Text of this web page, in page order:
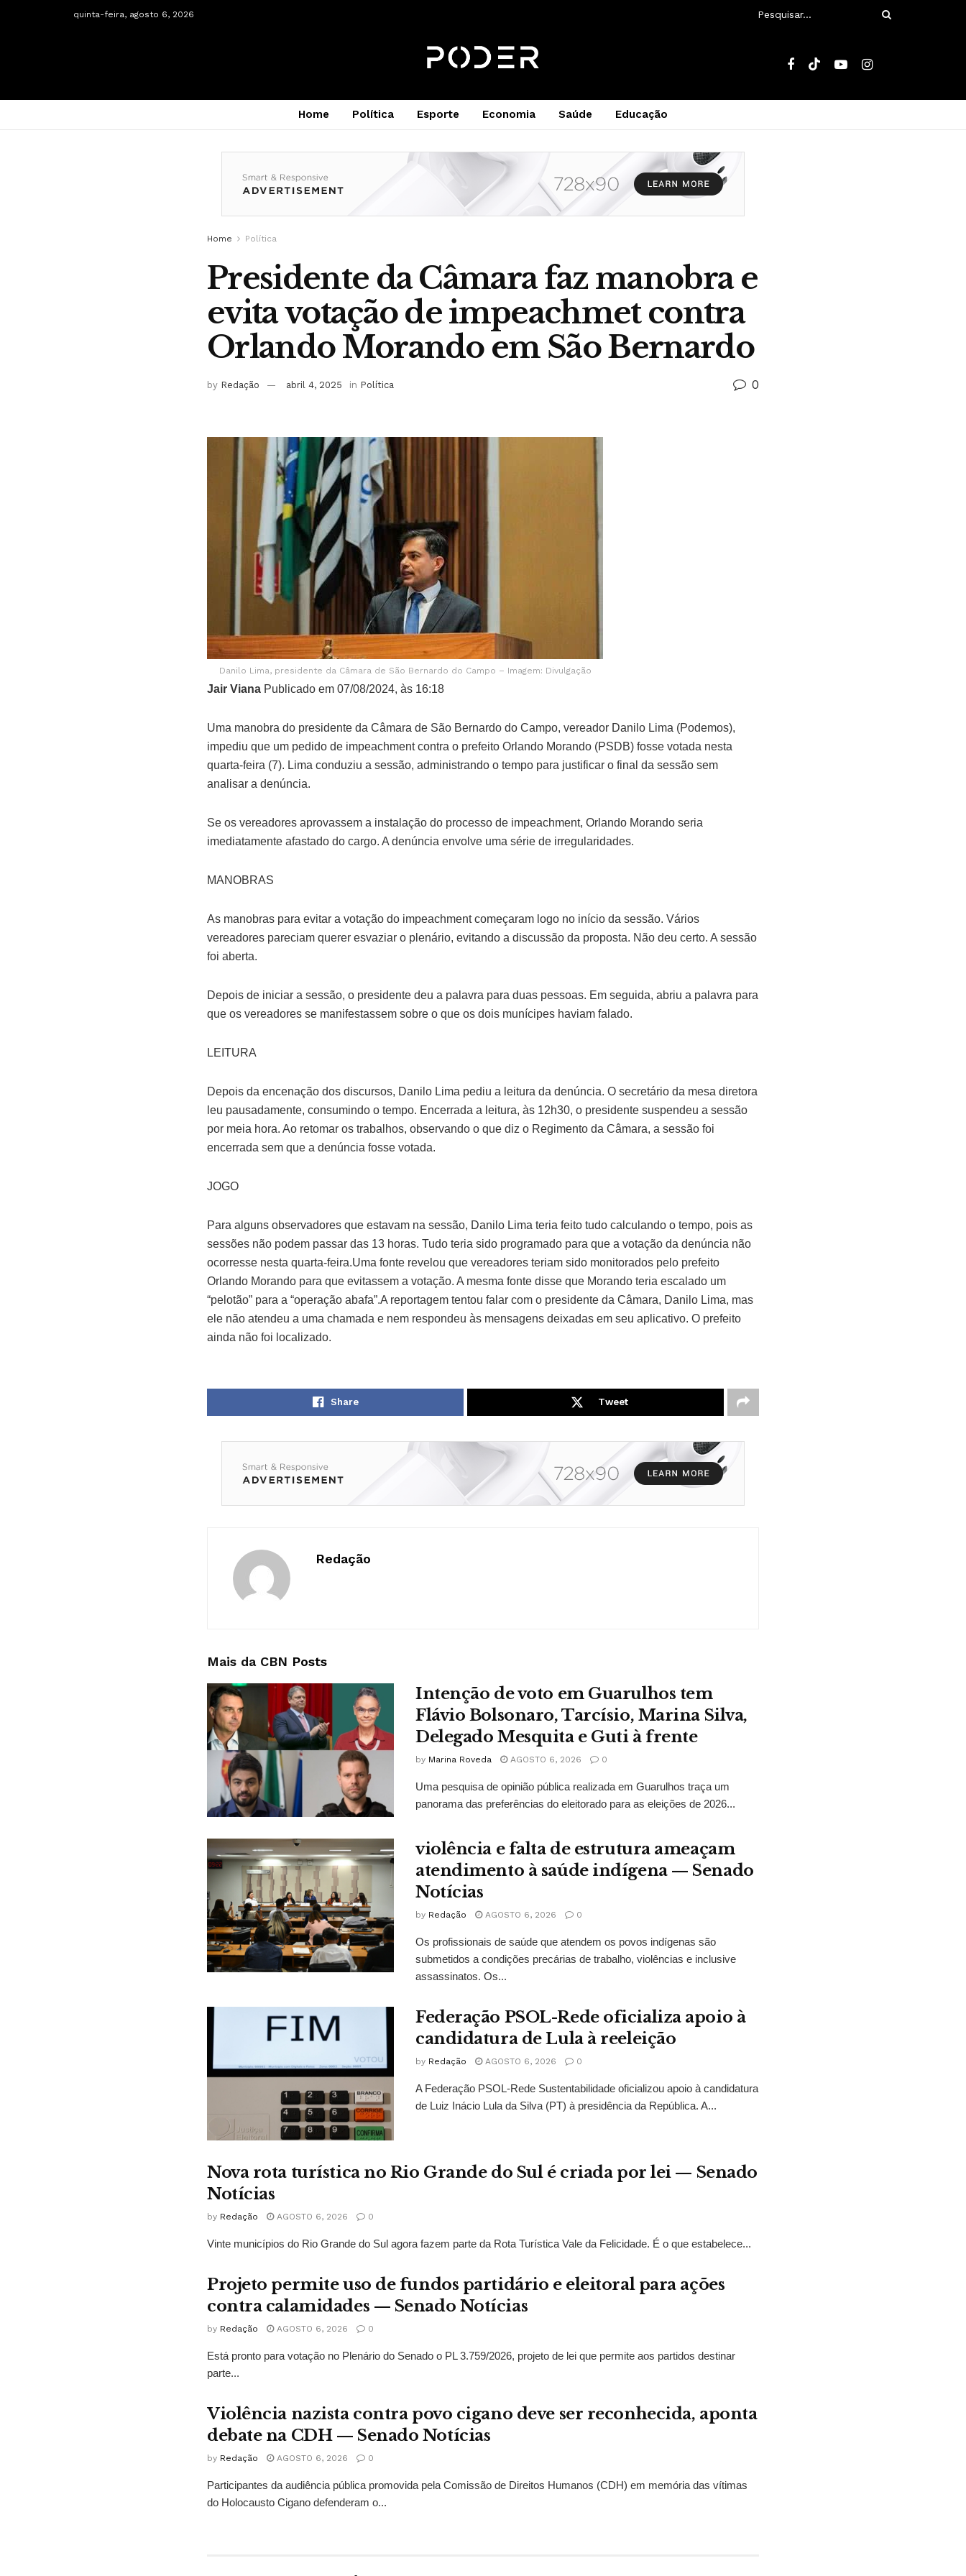
quinta-feira, agosto 6, 2026
Home Política Esporte Economia Saúde Educação
Home Política
Presidente da Câmara faz manobra e
evita votação de impeachmet contra
Orlando Morando em São Bernardo
by Redação abril 4, 2025 in Política 0
Danilo Lima, presidente da Câmara de São Bernardo do Campo – Imagem: Divulgação
Jair Viana Publicado em 07/08/2024, às 16:18
Uma manobra do presidente da Câmara de São Bernardo do Campo, vereador Danilo Lima (Podemos),
impediu que um pedido de impeachment contra o prefeito Orlando Morando (PSDB) fosse votada nesta
quarta-feira (7). Lima conduziu a sessão, administrando o tempo para justificar o final da sessão sem
analisar a denúncia.
Se os vereadores aprovassem a instalação do processo de impeachment, Orlando Morando seria
imediatamente afastado do cargo. A denúncia envolve uma série de irregularidades.
MANOBRAS
As manobras para evitar a votação do impeachment começaram logo no início da sessão. Vários
vereadores pareciam querer esvaziar o plenário, evitando a discussão da proposta. Não deu certo. A sessão
foi aberta.
Depois de iniciar a sessão, o presidente deu a palavra para duas pessoas. Em seguida, abriu a palavra para
que os vereadores se manifestassem sobre o que os dois munícipes haviam falado.
LEITURA
Depois da encenação dos discursos, Danilo Lima pediu a leitura da denúncia. O secretário da mesa diretora
leu pausadamente, consumindo o tempo. Encerrada a leitura, às 12h30, o presidente suspendeu a sessão
por meia hora. Ao retomar os trabalhos, observando o que diz o Regimento da Câmara, a sessão foi
encerrada sem que a denúncia fosse votada.
JOGO
Para alguns observadores que estavam na sessão, Danilo Lima teria feito tudo calculando o tempo, pois as
sessões não podem passar das 13 horas. Tudo teria sido programado para que a votação da denúncia não
ocorresse nesta quarta-feira.Uma fonte revelou que vereadores teriam sido monitorados pelo prefeito
Orlando Morando para que evitassem a votação. A mesma fonte disse que Morando teria escalado um
“pelotão” para a “operação abafa”.A reportagem tentou falar com o presidente da Câmara, Danilo Lima, mas
ele não atendeu a uma chamada e nem respondeu às mensagens deixadas em seu aplicativo. O prefeito
ainda não foi localizado.
Share Tweet
Redação
Mais da CBN Posts
Intenção de voto em Guarulhos tem
Flávio Bolsonaro, Tarcísio, Marina Silva,
Delegado Mesquita e Guti à frente
by Marina Roveda AGOSTO 6, 2026 0
Uma pesquisa de opinião pública realizada em Guarulhos traça um
panorama das preferências do eleitorado para as eleições de 2026...
violência e falta de estrutura ameaçam
atendimento à saúde indígena — Senado
Notícias
by Redação AGOSTO 6, 2026 0
Os profissionais de saúde que atendem os povos indígenas são
submetidos a condições precárias de trabalho, violências e inclusive
assassinatos. Os...
Federação PSOL-Rede oficializa apoio à
candidatura de Lula à reeleição
by Redação AGOSTO 6, 2026 0
A Federação PSOL-Rede Sustentabilidade oficializou apoio à candidatura
de Luiz Inácio Lula da Silva (PT) à presidência da República. A...
Nova rota turística no Rio Grande do Sul é criada por lei — Senado
Notícias
by Redação AGOSTO 6, 2026 0
Vinte municípios do Rio Grande do Sul agora fazem parte da Rota Turística Vale da Felicidade. É o que estabelece...
Projeto permite uso de fundos partidário e eleitoral para ações
contra calamidades — Senado Notícias
by Redação AGOSTO 6, 2026 0
Está pronto para votação no Plenário do Senado o PL 3.759/2026, projeto de lei que permite aos partidos destinar
parte...
Violência nazista contra povo cigano deve ser reconhecida, aponta
debate na CDH — Senado Notícias
by Redação AGOSTO 6, 2026 0
Participantes da audiência pública promovida pela Comissão de Direitos Humanos (CDH) em memória das vítimas
do Holocausto Cigano defenderam o...